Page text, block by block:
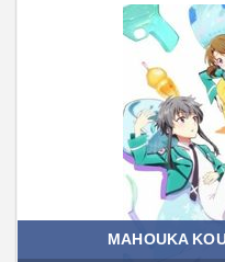
MAHOUKA